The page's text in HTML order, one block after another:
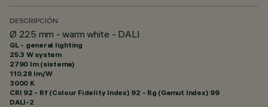
DESCRIPCIÓN
Ø 225 mm - warm white - DALI
GL - general lighting
25.3 W system
2790 lm (sistema)
110.28 lm/W
3000 K
CRI 92 - Rf (Colour Fidelity Index) 92 - Rg (Gamut Index) 99
DALI-2